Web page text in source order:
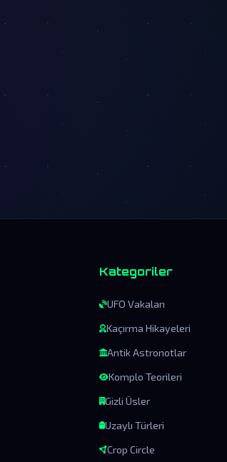
Kategoriler
UFO Vakaları
Kaçırma Hikayeleri
Antik Astronotlar
Komplo Teorileri
Gizli Üsler
Uzaylı Türleri
Crop Circle